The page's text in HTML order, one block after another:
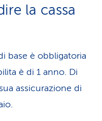
la cassa
base è obbligatoria
è di 1 anno. Di
assicurazione di